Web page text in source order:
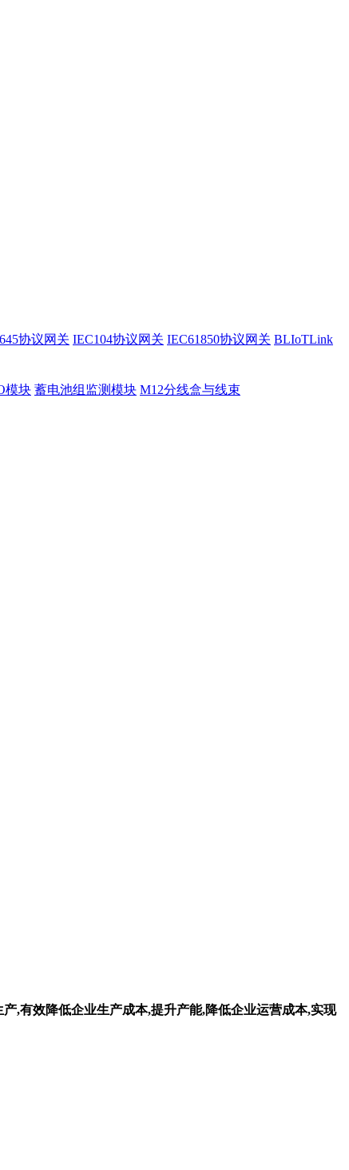
协议网关 IEC104协议网关 IEC61850协议网关 BLIoTLink
模块 蓄电池组监测模块 M12分线盒与线束
,有效降低企业生产成本,提升产能,降低企业运营成本,实现